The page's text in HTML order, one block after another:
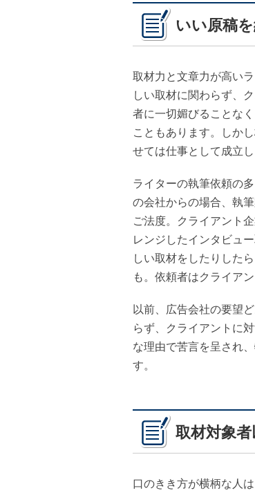
いい原稿
取材力と文章力が高い
しい取材に関わらず、
者に一切媚びることな
こともあります。しか
せては仕事として成立し
ライターの執筆依頼の
の会社からの場合、執
ご法度。クライアント
レンジしたインタビュ
しい取材をしたりした
も。依頼者はクライア
以前、広告会社の要望
らず、クライアントに
な理由で苦言を呈され
す。
取材対象
口のきき方が横柄な人